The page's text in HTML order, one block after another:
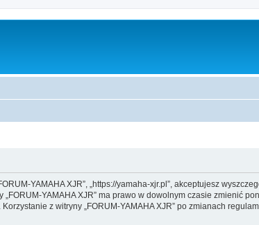
YAMAHA XJR”, „https://yamaha-xjr.pl”, akceptujesz
YAMAHA XJR” ma prawo w dowolnym czasie zmienić
z witryny „FORUM-YAMAHA XJR” po zmianach